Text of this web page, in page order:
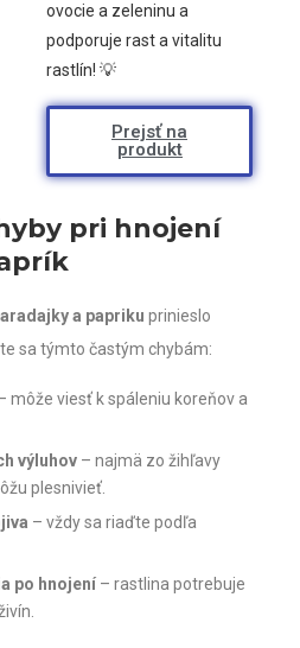
ovocie a zeleninu a
podporuje rast a vitalitu
rastlín! 💡
Prejsť na
produkt
pri hnojení
a papriku prinieslo
sa týmto častým chybám:
môže viesť k spáleniu koreňov a
výluhov – najmä zo žihľavy
plesnivieť.
– vždy sa riaďte podľa
po hnojení – rastlina potrebuje